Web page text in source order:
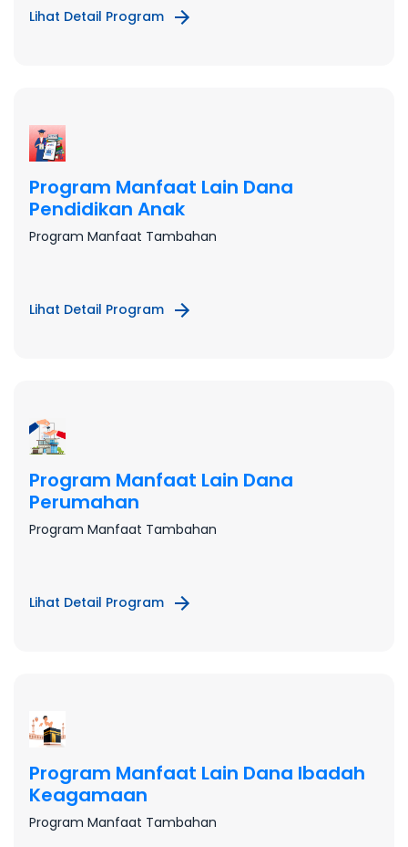
Lihat Detail Program
Program Manfaat Lain Dana
Pendidikan Anak
Program Manfaat Tambahan
Lihat Detail Program
Program Manfaat Lain Dana
Perumahan
Program Manfaat Tambahan
Lihat Detail Program
Program Manfaat Lain Dana Ibadah
Keagamaan
Program Manfaat Tambahan